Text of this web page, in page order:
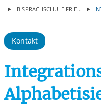
IB SPRACHSCHULE FRIE...
Kontakt